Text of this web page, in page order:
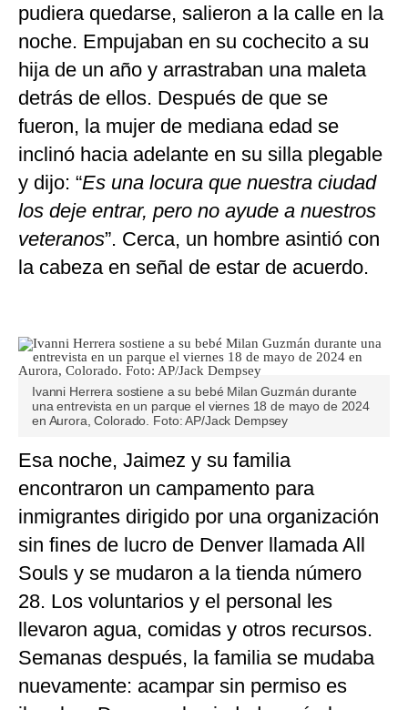
pudiera quedarse, salieron a la calle en la
noche. Empujaban en su cochecito a su
hija de un año y arrastraban una maleta
detrás de ellos. Después de que se
fueron, la mujer de mediana edad se
inclinó hacia adelante en su silla plegable
y dijo: “Es una locura que nuestra ciudad
los deje entrar, pero no ayude a nuestros
veteranos”. Cerca, un hombre asintió con
la cabeza en señal de estar de acuerdo.
Ivanni Herrera sostiene a su bebé Milan Guzmán durante
una entrevista en un parque el viernes 18 de mayo de 2024
en Aurora, Colorado. Foto: AP/Jack Dempsey
Esa noche, Jaimez y su familia
encontraron un campamento para
inmigrantes dirigido por una organización
sin fines de lucro de Denver llamada All
Souls y se mudaron a la tienda número
28. Los voluntarios y el personal les
llevaron agua, comidas y otros recursos.
Semanas después, la familia se mudaba
nuevamente: acampar sin permiso es